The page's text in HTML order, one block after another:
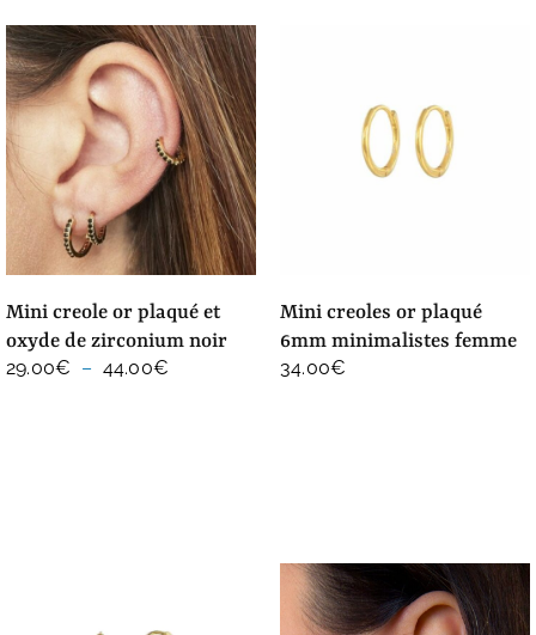
mini creole or plaqué et
oxyde de zirconium noir
29.00€ – 44.00€
mini creoles or plaqué
6mm minimalistes femme
34.00€